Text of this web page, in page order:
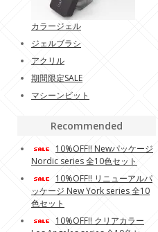
カラージェル
ジェルブラシ
アクリル
期間限定SALE
マシーンビット
Recommended
10%OFF!! Newパッケージ
Nordic series 全10色セット
10%OFF!! リニューアルパ
ッケージ New York series 全10
色セット
10%OFF!! クリアカラー